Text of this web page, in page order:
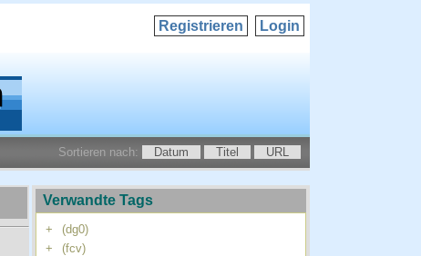
Login
Registrieren
Sortieren nach: Datum Titel URL
Verwandte Tags
+
(dg0)
+
(fcv)